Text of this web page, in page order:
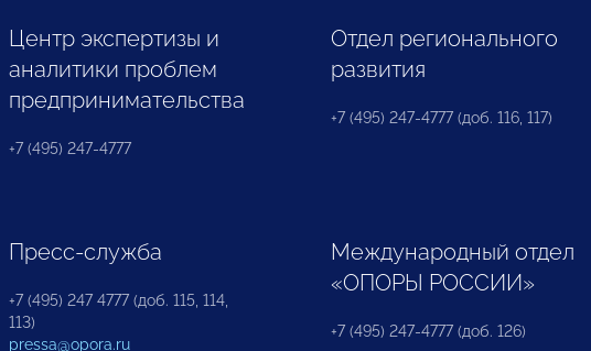
Центр экспертизы и
аналитики проблем
предпринимательства
+7 (495) 247-4777
Отдел регионального
развития
+7 (495) 247-4777 (доб. 116, 117)
Пресс-служба
+7 (495) 247 4777 (доб. 115, 114,
113)
pressa@opora.ru
Международный отдел
«ОПОРЫ РОССИИ»
+7 (495) 247-4777 (доб. 126)